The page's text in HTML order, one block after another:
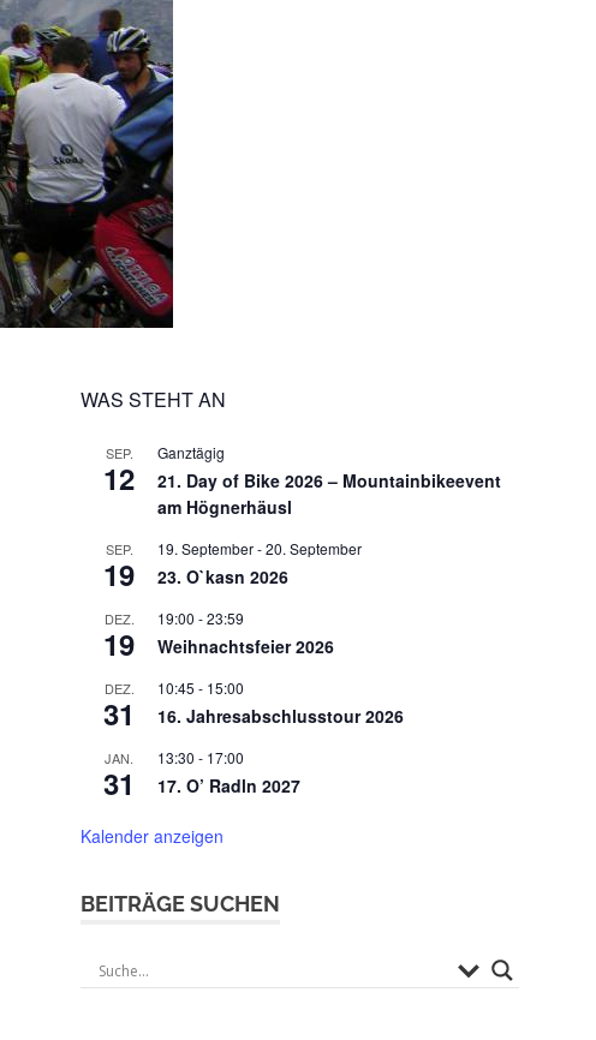
WAS STEHT AN
SEP.
12
Ganztägig
21. Day of Bike 2026 – Mountainbikeevent
am Högnerhäusl
SEP.
19
19. September-20. September
23. O`kasn 2026
DEZ.
19
19:00 -23:59
Weihnachtsfeier 2026
DEZ.
31
10:45 - 15:00
16. Jahresabschlusstour 2026
JAN.
31
13:30 - 17:00
17. O’ Radln 2027
Kalender anzeigen
BEITRÄGE SUCHEN